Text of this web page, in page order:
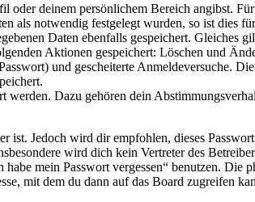
deinem persönlichem Bereich angibst.
als notwendig festgelegt wurden, so ist dies
Daten ebenfalls gespeichert. Gleiches
Aktionen gespeichert: Löschen und
und gescheiterte Anmeldeversuche.
Dazu gehören dein
ist. Jedoch wird dir empfohlen, dieses
wird dich kein Vertreter des
mein Passwort vergessen“ benutzen.
mit dem du dann auf das Board zugreifen